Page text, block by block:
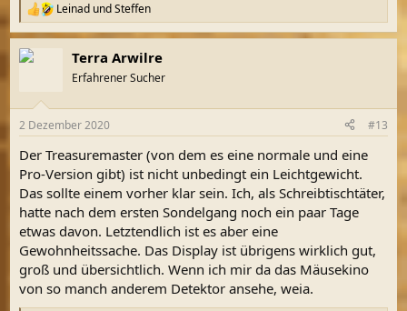
R
e
a
k
e
:
Leinad undSteffen
Terra Arwilre
Erfahrener Sucher
2 Dezember 2020 #13
Der Treasuremaster (von dem es eine normale und eine
Pro-Version gibt) ist nicht unbedingt ein Leichtgewicht.
Das sollte einem vorher klar sein. Ich, als Schreibtischtäter,
hatte nach dem ersten Sondelgang noch ein paar Tage
etwas davon. Letztendlich ist es aber eine
Gewohnheitssache. Das Display ist übrigens wirklich gut,
groß und übersichtlich. Wenn ich mir da das Mäusekino
von so manch anderem Detektor ansehe, weia.